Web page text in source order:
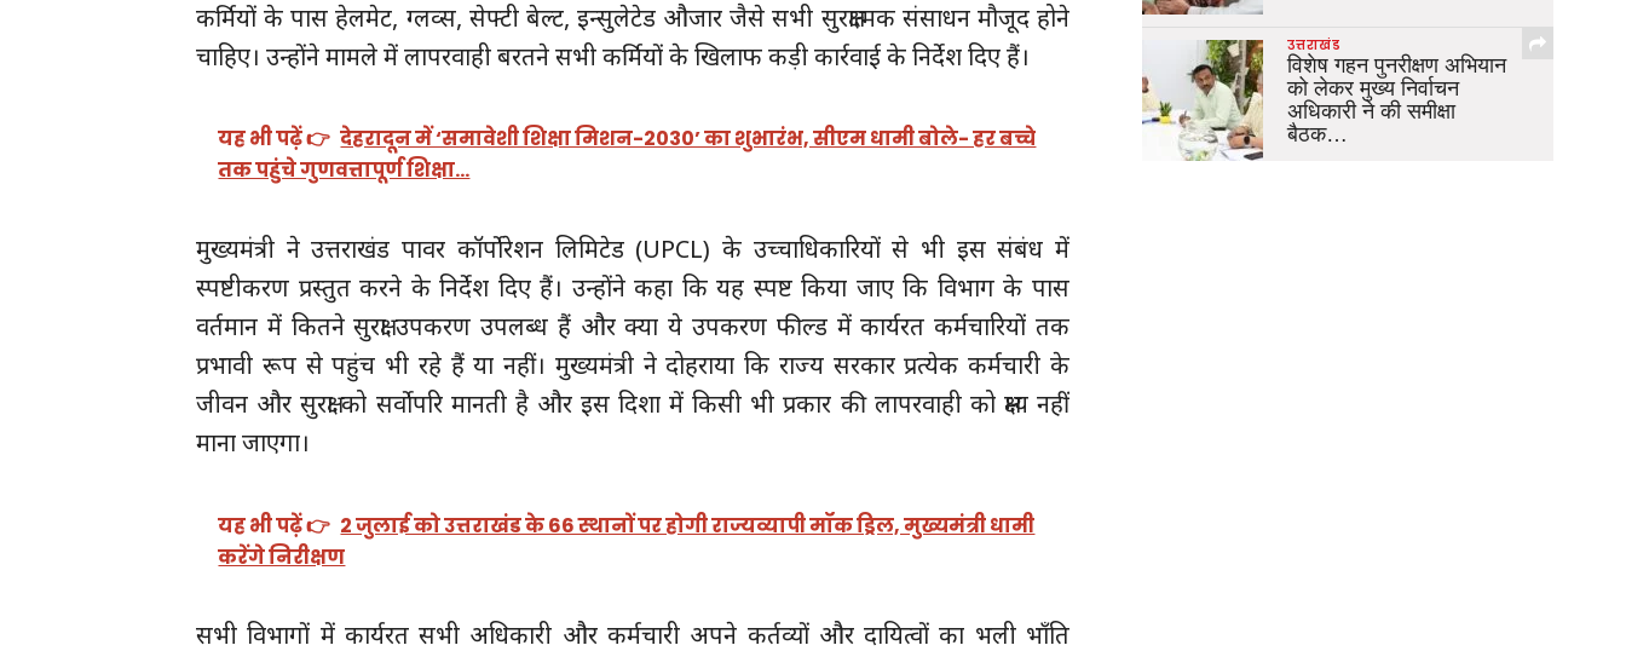
कर्मियों के पास हेलमेट, ग्लव्स, सेफ्टी बेल्ट, इन्सुलेटेड औजार जैसे सभी सुरक्षात्मक संसाधन मौजूद होने
चाहिए। उन्होंने मामले में लापरवाही बरतने सभी कर्मियों के खिलाफ कड़ी कार्रवाई के निर्देश दिए हैं।
यह भी पढ़ें 👉 देहरादून में ‘समावेशी शिक्षा मिशन-2030’ का शुभारंभ, सीएम धामी बोले- हर बच्चे
तक पहुंचे गुणवत्तापूर्ण शिक्षा…
मुख्यमंत्री ने उत्तराखंड पावर कॉर्पाेरेशन लिमिटेड (UPCL) के उच्चाधिकारियों से भी इस संबंध में
स्पष्टीकरण प्रस्तुत करने के निर्देश दिए हैं। उन्होंने कहा कि यह स्पष्ट किया जाए कि विभाग के पास
वर्तमान में कितने सुरक्षा उपकरण उपलब्ध हैं और क्या ये उपकरण फील्ड में कार्यरत कर्मचारियों तक
प्रभावी रूप से पहुंच भी रहे हैं या नहीं। मुख्यमंत्री ने दोहराया कि राज्य सरकार प्रत्येक कर्मचारी के
जीवन और सुरक्षा को सर्वाेपरि मानती है और इस दिशा में किसी भी प्रकार की लापरवाही को क्षम्य नहीं
माना जाएगा।
यह भी पढ़ें 👉 2 जुलाई को उत्तराखंड के 66 स्थानों पर होगी राज्यव्यापी मॉक ड्रिल, मुख्यमंत्री धामी
करेंगे निरीक्षण
सभी विभागों में कार्यरत सभी अधिकारी और कर्मचारी अपने कर्तव्यों और दायित्वों का भली भाँति
उत्तराखंड
विशेष गहन पुनरीक्षण अभियान
को लेकर मुख्य निर्वाचन
अधिकारी ने की समीक्षा
बैठक…